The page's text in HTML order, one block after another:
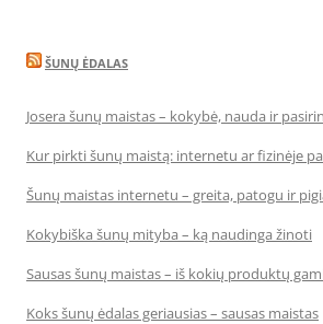
ŠUNŲ ĖDALAS
Josera šunų maistas – kokybė, nauda ir
Kur pirkti šunų maistą: internetu ar fizinėje
Šunų maistas internetu – greita, patogu ir
Kokybiška šunų mityba – ką naudinga žinoti
Sausas šunų maistas – iš kokių produktų
Koks šunų ėdalas geriausias – sausas maistas